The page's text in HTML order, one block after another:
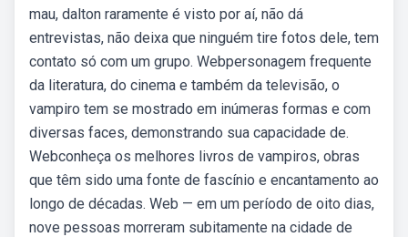
mau, dalton raramente é visto por aí, não dá
entrevistas, não deixa que ninguém tire fotos dele, tem
contato só com um grupo. Webpersonagem frequente
da literatura, do cinema e também da televisão, o
vampiro tem se mostrado em inúmeras formas e com
diversas faces, demonstrando sua capacidade de.
Webconheça os melhores livros de vampiros, obras
que têm sido uma fonte de fascínio e encantamento ao
longo de décadas. Web — em um período de oito dias,
nove pessoas morreram subitamente na cidade de